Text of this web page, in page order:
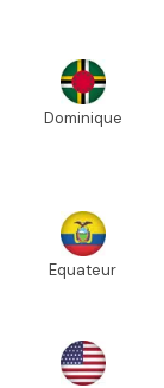
Dominique
Equateur